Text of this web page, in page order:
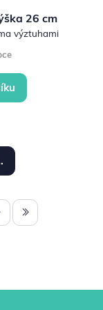
26 cm
výztuhami